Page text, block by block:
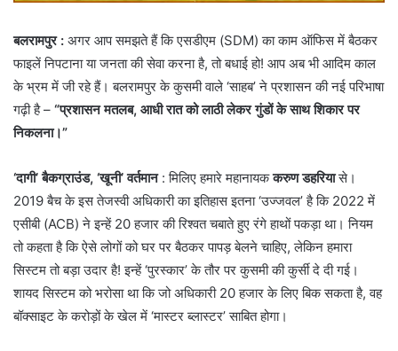
बलरामपुर : अगर आप समझते हैं कि एसडीएम (SDM) का काम ऑफिस में बैठकर
फाइलें निपटाना या जनता की सेवा करना है, तो बधाई हो! आप अब भी आदिम काल
के भ्रम में जी रहे हैं। बलरामपुर के कुसमी वाले ‘साहब’ ने प्रशासन की नई परिभाषा
गढ़ी है – “प्रशासन मतलब, आधी रात को लाठी लेकर गुंडों के साथ शिकार पर
निकलना।”
‘दागी’ बैकग्राउंड, ‘खूनी’ वर्तमान: ​मिलिए हमारे महानायककरुण डहरियासे।
2019 बैच के इस तेजस्वी अधिकारी का इतिहास इतना ‘उज्जवल’ है कि 2022 में
एसीबी (ACB) ने इन्हें 20 हजार की रिश्वत चबाते हुए रंगे हाथों पकड़ा था। नियम
तो कहता है कि ऐसे लोगों को घर पर बैठकर पापड़ बेलने चाहिए, लेकिन हमारा
सिस्टम तो बड़ा उदार है! इन्हें ‘पुरस्कार’ के तौर पर कुसमी की कुर्सी दे दी गई।
शायद सिस्टम को भरोसा था कि जो अधिकारी 20 हजार के लिए बिक सकता है, वह
बॉक्साइट के करोड़ों के खेल में ‘मास्टर ब्लास्टर’ साबित होगा।